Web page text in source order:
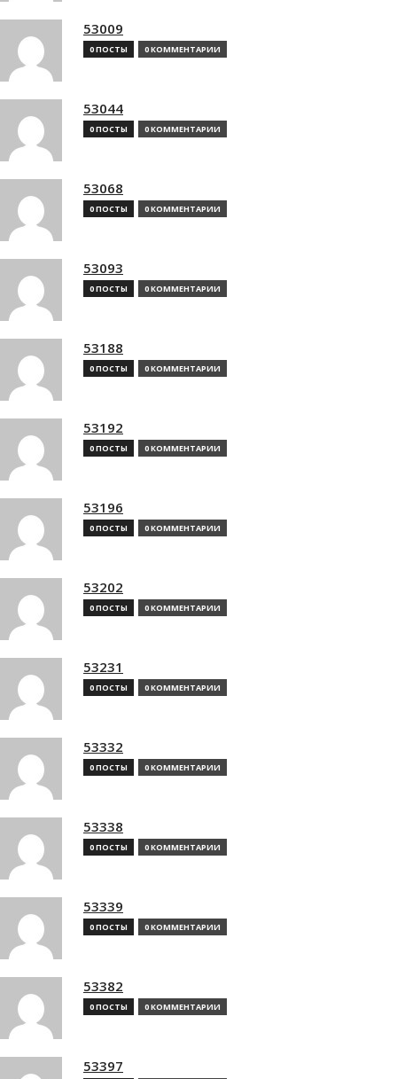
53009
0 ПОСТЫ 0 КОММЕНТАРИИ
53044
0 ПОСТЫ 0 КОММЕНТАРИИ
53068
0 ПОСТЫ 0 КОММЕНТАРИИ
53093
0 ПОСТЫ 0 КОММЕНТАРИИ
53188
0 ПОСТЫ 0 КОММЕНТАРИИ
53192
0 ПОСТЫ 0 КОММЕНТАРИИ
53196
0 ПОСТЫ 0 КОММЕНТАРИИ
53202
0 ПОСТЫ 0 КОММЕНТАРИИ
53231
0 ПОСТЫ 0 КОММЕНТАРИИ
53332
0 ПОСТЫ 0 КОММЕНТАРИИ
53338
0 ПОСТЫ 0 КОММЕНТАРИИ
53339
0 ПОСТЫ 0 КОММЕНТАРИИ
53382
0 ПОСТЫ 0 КОММЕНТАРИИ
53397